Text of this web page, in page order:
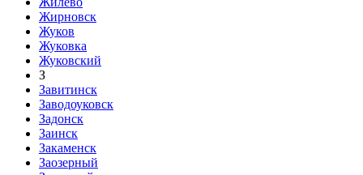
Жирновск
Жуков
Жуковка
Жуковский
З
Завитинск
Заводоуковск
Задонск
Заинск
Закаменск
Заозерный